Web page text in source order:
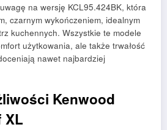
na wersję KCL95.424BK, która
czarnym wykończeniem, idealnym
kuchennych. Wszystkie te modele
użytkowania, ale także trwałość
nawet najbardziej
Kenwood
XL